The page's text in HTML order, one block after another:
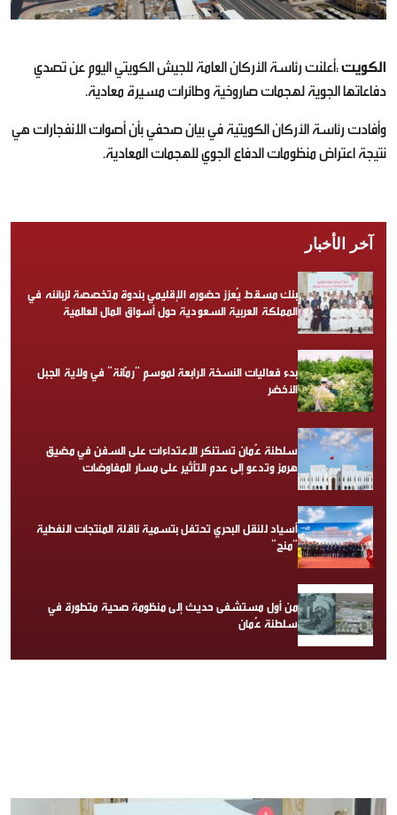
الكويت:أعلنت رئاسة الأركان العامة للجيش الكويتي اليوم عن تصدي
دفاعاتها الجوية لهجمات صاروخية وطائرات مسيرة معادية.
وأفادت رئاسة الأركان الكويتية في بيان صحفي بأن أصوات الانفجارات هي
نتيجة اعتراض منظومات الدفاع الجوي للهجمات المعادية.
آخر الأخبار
بنك مسقط يُعزز حضوره الإقليمي بندوة متخصصة لزبائنه في
المملكة العربية السعودية حول أسواق المال العالمية
بدء فعاليات النسخة الرابعة لموسم “رمّانة” في ولاية الجبل
الأخضر
سلطنة عُمان تستنكر الاعتداءات على السفن في مضيق
هرمز وتدعو إلى عدم التأثير على مسار المفاوضات
أسياد للنقل البحري تحتفل بتسمية ناقلة المنتجات النفطية
“منح”
من أول مستشفى حديث إلى منظومة صحية متطورة في
سلطنة عُمان